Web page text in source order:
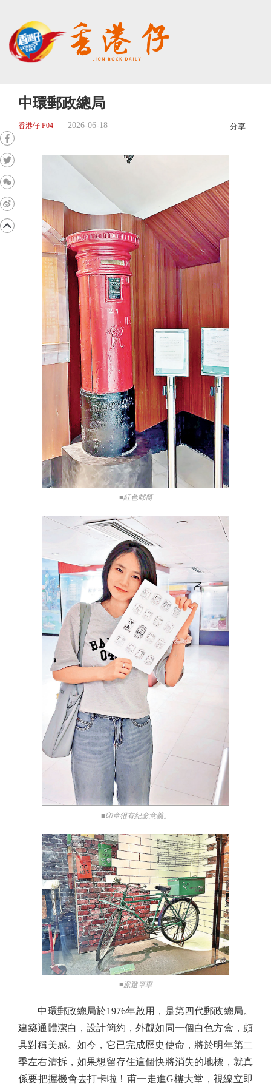
中環郵政總局
香港仔 P04 2026-06-18 分享
■紅色郵筒
■印章很有紀念意義。
■派遞單車
中環郵政總局於1976年啟用，是第四代郵政總局。
建築通體潔白，設計簡約，外觀如同一個白色方盒，頗
具對稱美感。如今，它已完成歷史使命，將於明年第二
季左右清拆，如果想留存住這個快將消失的地標，就真
係要把握機會去打卡啦！甫一走進G樓大堂，視線立即